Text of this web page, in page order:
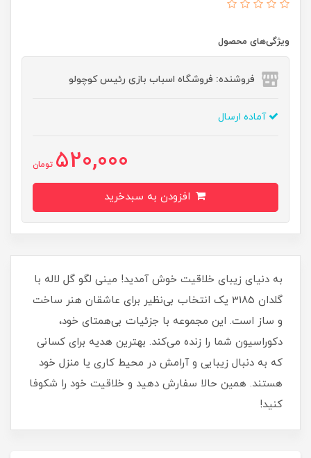
ویژگی‌های محصول
فروشنده: فروشگاه اسباب بازی رئیس کوچولو
آماده ارسال
520,000 تومان
به دنیای زیبای خلاقیت خوش آمدید! مینی لگو گل لاله با
گلدان 3185 یک انتخاب بی‌نظیر برای عاشقان هنر ساخت
و ساز است. این مجموعه با جزئیات بی‌همتای خود،
دکوراسیون شما را زنده می‌کند. بهترین هدیه برای کسانی
که به دنبال زیبایی و آرامش در محیط کاری یا منزل خود
هستند. همین حالا سفارش دهید و خلاقیت خود را شکوفا
کنید!